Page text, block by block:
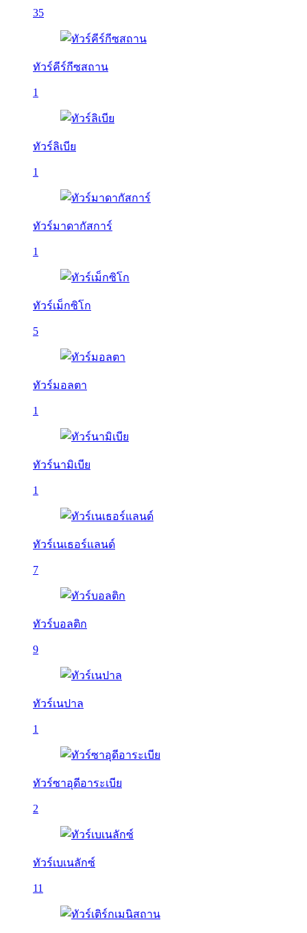
35
ทัวร์คีร์กีซสถาน
1
ทัวร์ลิเบีย
1
ทัวร์มาดากัสการ์
1
ทัวร์เม็กซิโก
5
ทัวร์มอลตา
1
ทัวร์นามิเบีย
1
ทัวร์เนเธอร์แลนด์
7
ทัวร์บอลติก
9
ทัวร์เนปาล
1
ทัวร์ซาอุดีอาระเบีย
2
ทัวร์เบเนลักซ์
11